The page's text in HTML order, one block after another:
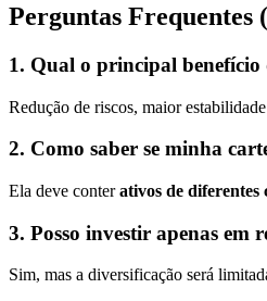
Perguntas Frequentes
1. Qual o principal
Redução de riscos, maior
2. Como saber se minha
Ela deve conterativos de diferentes
3. Posso investir apenas
Sim, mas a diversificação será